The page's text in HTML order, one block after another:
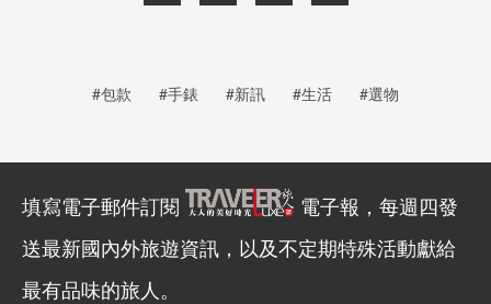
#包款 #手錶 #新訊 #生活 #選物
填寫電子郵件訂閱
電子報，每週四發
送最新國內外旅遊資訊，以及不定期特殊活動獻給
最有品味的旅人。